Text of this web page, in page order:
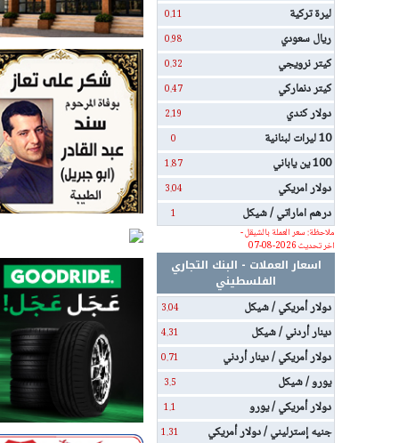
ليرة تركية 0.11
ريال سعودي 0.98
كيتر نرويجي 0.32
كيتر دنماركي 0.47
دولار كندي 2.19
10 ليرات لبنانية 0
100 ين ياباني 1.87
دولار امريكي 3.04
درهم اماراتي / شيكل
1
ملاحظة: سعر العملة بالشيقل -
اخر تحديث 2026-08-07
اسعار العملات - البنك التجاري
الفلسطيني
دولار أمريكي / شيكل
3.04
دينار أردني / شيكل 4.31
دولار أمريكي / دينار أردني 0.71
يورو / شيكل 3.5
دولار أمريكي / يورو 1.1
جنيه إسترليني / دولار أمريكي 1.31